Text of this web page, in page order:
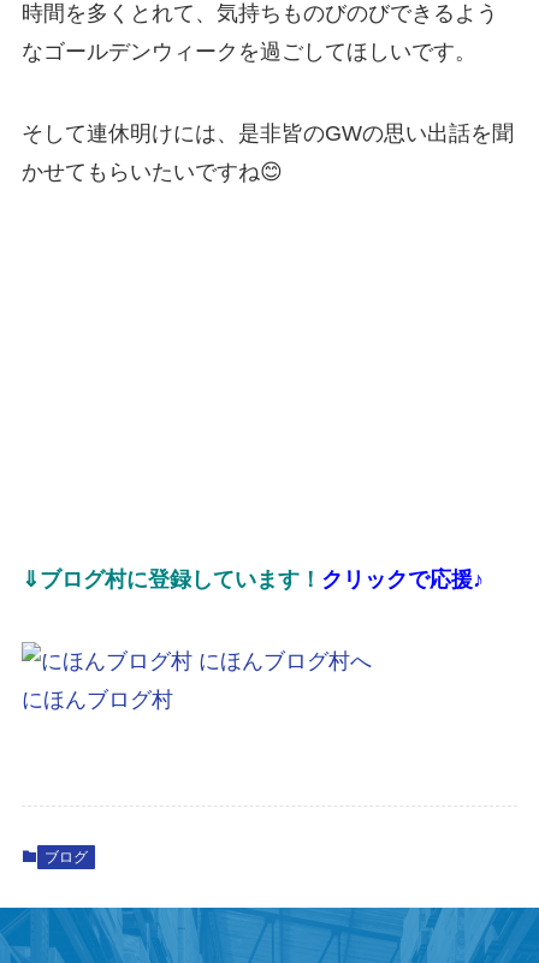
時間を多くとれて、気持ちものびのびできるよう
なゴールデンウィークを過ごしてほしいです。
そして連休明けには、是非皆のGWの思い出話を聞
かせてもらいたいですね😊
⇓ブログ村に登録しています！ クリックで応援♪
にほんブログ村
ブログ